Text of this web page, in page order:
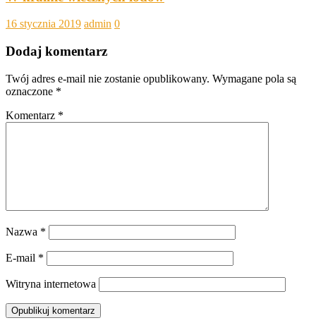
16 stycznia 2019 admin 0
Dodaj komentarz
Twój adres e-mail nie zostanie opublikowany. Wymagane pola są
oznaczone *
Komentarz *
Nazwa *
E-mail *
Witryna internetowa